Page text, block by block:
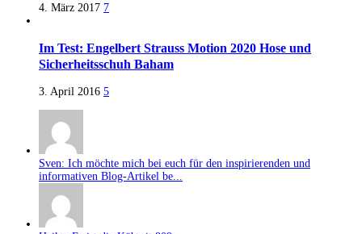
4. März 2017 7
Im Test: Engelbert Strauss Motion 2020 Hose und
Sicherheitsschuh Baham
3. April 2016 5
Sven: Ich möchte mich bei euch für den inspirierenden und
informativen Blog-Artikel be...